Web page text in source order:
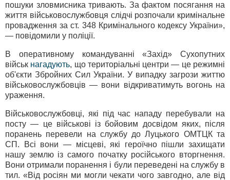
пошуки зловмисника тривають. За фактом посягання на
життя військовослужбовця слідчі розпочали кримінальне
провадження за ст. 348 Кримінального кодексу України»,
— повідомили у поліції.
В оперативному командуванні «Захід» Сухопутних
військ нагадують, що територіальні центри — це режимні
об'єкти Збройних Сил України. У випадку загрози життю
військовослужбовців — вони відкриватимуть вогонь на
ураження.
Військовослужбовці, які під час нападу перебували на
посту — це військові із бойовим досвідом яких, після
поранень перевели на службу до Луцького ОМТЦК та
СП. Всі вони — місцеві, які героїчно пішли захищати
нашу землю із самого початку російського вторгнення.
Вони отримали поранення і були переведені на службу в
тил. «Від росіян ми могли чекати чого завгодно, але від